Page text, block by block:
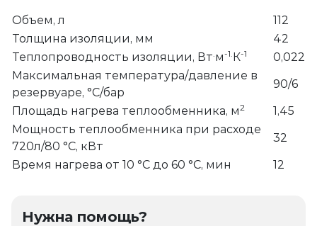
Объем, л
112
Толщина изоляции, мм
42
Теплопроводность изоляции, Вт.м-1.К-1
0,022
Максимальная температура/давление в
резервуаре, °С/бар
90/6
Площадь нагрева теплообменника, м2
1,45
Мощность теплообменника при расходе
720л/80 °С, кВт
32
Время нагрева от 10 °С до 60 °С, мин
12
Нужна помощь?